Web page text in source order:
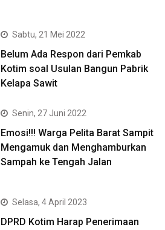
Sabtu, 21 Mei 2022
Belum Ada Respon dari Pemkab
Kotim soal Usulan Bangun Pabrik
Kelapa Sawit
Senin, 27 Juni 2022
Emosi!!! Warga Pelita Barat Sampit
Mengamuk dan Menghamburkan
Sampah ke Tengah Jalan
Selasa, 4 April 2023
DPRD Kotim Harap Penerimaan